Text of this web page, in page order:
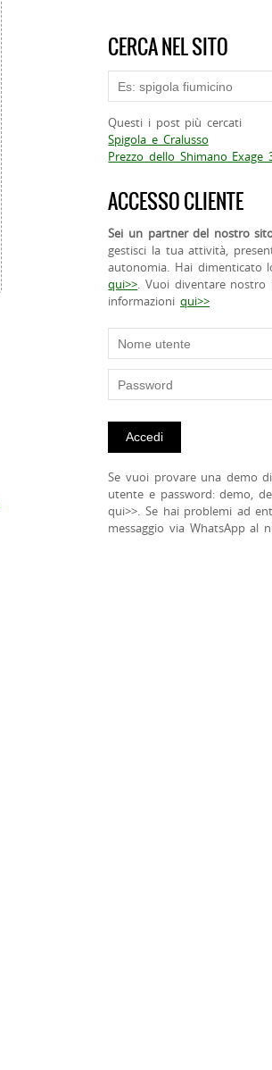
CERCA NEL SITO
Questi i post più cercati
Spigola e Cralusso
Prezzo dello Shimano Exage
ACCESSO CLIENTE
Sei un partner del nostro
gestisci la tua attività,
autonomia. Hai dimenticato
qui>>. Vuoi diventare nostro
informazioniqui>>
Se vuoi provare una demo
utente e password: demo,
qui>>. Se hai problemi ad
messaggio via WhatsApp al